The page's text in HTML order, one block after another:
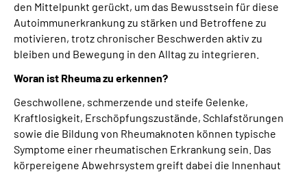
Leichte Sprache
Mein Kundenportal
den Mittelpunkt gerückt, um das Bewusstsein für diese
Autoimmunerkrankung zu stärken und Betroffene zu
motivieren, trotz chronischer Beschwerden aktiv zu
bleiben und Bewegung in den Alltag zu integrieren.
Woran ist Rheuma zu erkennen?
Geschwollene, schmerzende und steife Gelenke,
Kraftlosigkeit, Erschöpfungszustände, Schlafstörungen
sowie die Bildung von Rheumaknoten können typische
Symptome einer rheumatischen Erkrankung sein. Das
körpereigene Abwehrsystem greift dabei die Innenhaut